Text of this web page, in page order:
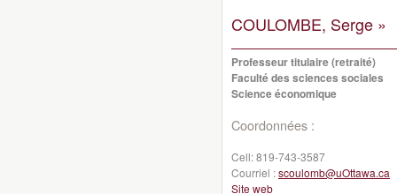
COULOMBE, Serge »
Professeur titulaire (retraité)
Faculté des sciences sociales
Science économique
Coordonnées :
Cell:819-743-3587
Courriel :scoulomb@uOttawa.ca
Site web